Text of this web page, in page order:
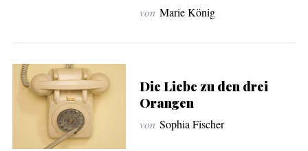
von Marie König
Die Liebe zu den drei
Orangen
von Sophia Fischer